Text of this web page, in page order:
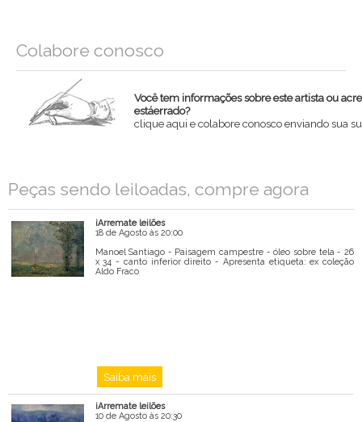
Colabore conosco
Você tem informações sobre este artista ou
estáerrado?
clique aqui e colabore conosco enviando sua
Mensagem
Peças sendo leiloadas, compre agora
iArremate leilões
18 de Agosto às 20:00
Manoel Santiago - Paisagem campestre - óleo sobre tela - 26
x 34 - canto inferior direito - Apresenta etiqueta: ex coleção
Aldo Fraco
Saiba mais
iArremate leilões
10 de Agosto às 20:30